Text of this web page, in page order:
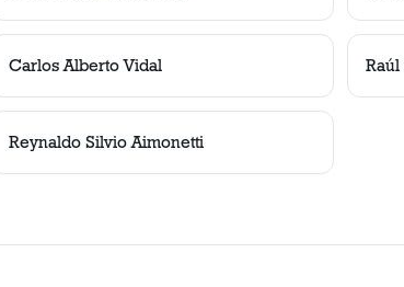
Carlos Alberto Vidal
Reynaldo Silvio Aimonetti